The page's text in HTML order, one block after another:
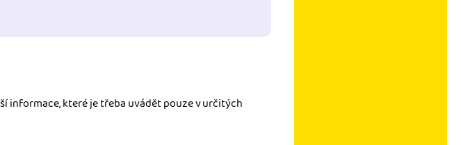
informace, které je třeba uvádět pouze v určitých